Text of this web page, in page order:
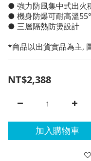
● 強力防風集中式出火
● 機身防爆可耐高溫
● 三層隔熱防燙設計
*商品以出貨實品為主,
NT$2,388
加入購物車